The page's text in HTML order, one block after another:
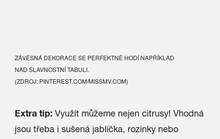
ZÁVĚSNÁ DEKORACE SE PERFEKTNĚ HODÍ NAPŘÍKLAD
NAD SLAVNOSTNÍ TABULI.
(ZDROJ: PINTEREST.COM/MISSMV.COM)
Extra tip: Využít můžeme nejen citrusy! Vhodná
jsou třeba i sušená jablíčka, rozinky nebo